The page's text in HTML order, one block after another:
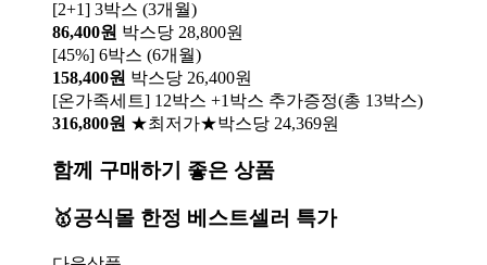
[2+1] 3박스 (3개월)
86,400원 박스당 28,800원
[45%] 6박스 (6개월)
158,400원 박스당 26,400원
[온가족세트] 12박스 +1박스 추가증정(총 13박스)
316,800원 ★최저가★박스당 24,369원
함께 구매하기 좋은 상품
🥇공식몰 한정 베스트셀러 특가